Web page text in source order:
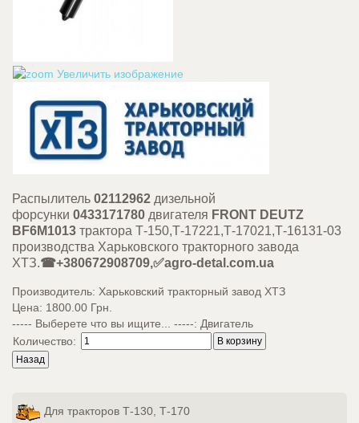
Увеличить изображение
Распылитель 02112962 дизельной
форсунки 0433171780 двигателя FRONT DEUTZ
BF6M1013 трактора Т-150,Т-17221,Т-17021,Т-16131-03
производства Харьковского тракторного завода
ХТЗ.☎+380672908709,✅agro-detal.com.ua
Производитель: Харьковский тракторный завод ХТЗ
Цена: 1800.00 Грн.
----- Выберете что вы ищите... -----: Двигатель
Количество:
Для тракторов Т-130, Т-170